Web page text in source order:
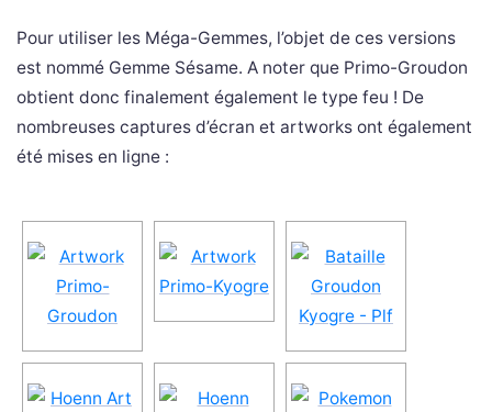
Pour utiliser les Méga-Gemmes, l’objet de ces versions
est nommé Gemme Sésame. A noter que Primo-Groudon
obtient donc finalement également le type feu ! De
nombreuses captures d’écran et artworks ont également
été mises en ligne :